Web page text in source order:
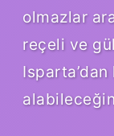
olmazlar
reçeli ve